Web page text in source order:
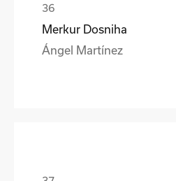
Merkur Dosniha
Ángel Martínez